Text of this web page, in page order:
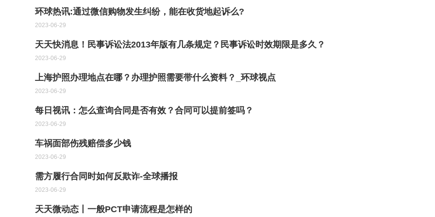
环球热讯:通过微信购物发生纠纷，能在收货地起诉么?
2023-06-29
天天快消息！民事诉讼法2013年版有几条规定？民事诉讼时效期限是多久？
2023-06-29
上海护照办理地点在哪？办理护照需要带什么资料？_环球视点
2023-06-29
每日视讯：怎么查询合同是否有效？合同可以提前签吗？
2023-06-29
车祸面部伤残赔偿多少钱
2023-06-29
需方履行合同时如何反欺诈-全球播报
2023-06-29
天天微动态丨一般PCT申请流程是怎样的